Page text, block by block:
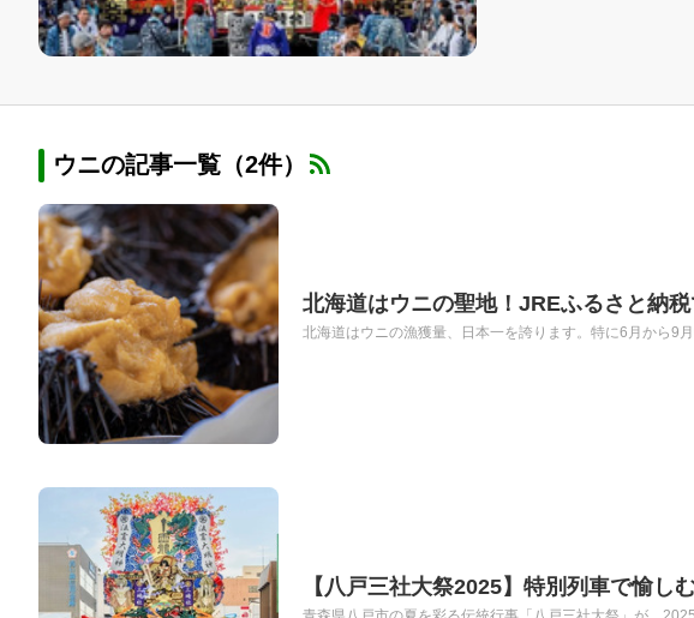
ウニの記事一覧（2件）
北海道はウニの聖地！JREふるさと納税
北海道はウニの漁獲量、日本一を誇ります。特に6月から9
【八戸三社大祭2025】特別列車で愉し